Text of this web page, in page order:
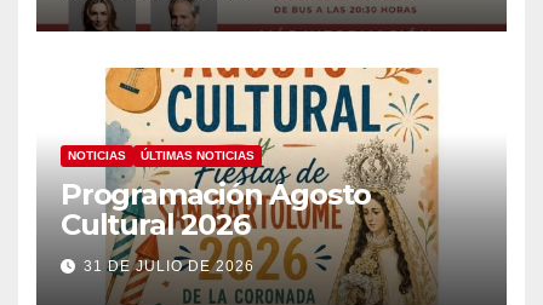
NOTICIAS ÚLTIMAS NOTICIAS
Programación Agosto
Cultural 2026
31 DE JULIO DE 2026